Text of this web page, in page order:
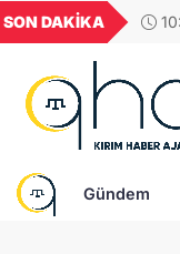
SON DAKİKA
GEL
18,2000
Gündem